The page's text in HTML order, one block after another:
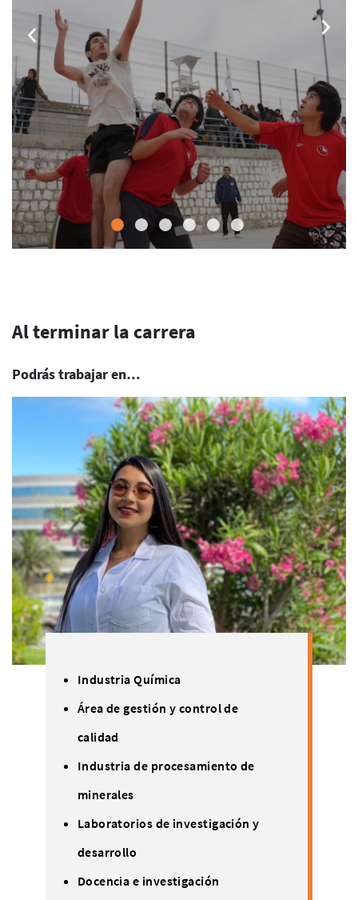
Al terminar la carrera
Podrás trabajar en…
Industria Química
Área de gestión y control de
calidad
Industria de procesamiento de
minerales
Laboratorios de investigación y
desarrollo
Docencia e investigación